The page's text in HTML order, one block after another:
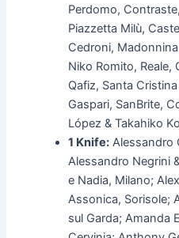
Perdomo,
Piazzetta Milù,
Cedroni,
Niko Romito, Reale,
Qafiz, Santa
Gaspari, SanBrite,
López & Takahiko
1 Knife: Alessandro
Alessandro Negrini
e Nadia, Milano;
Assonica, Sorisole;
sul Garda; Amanda